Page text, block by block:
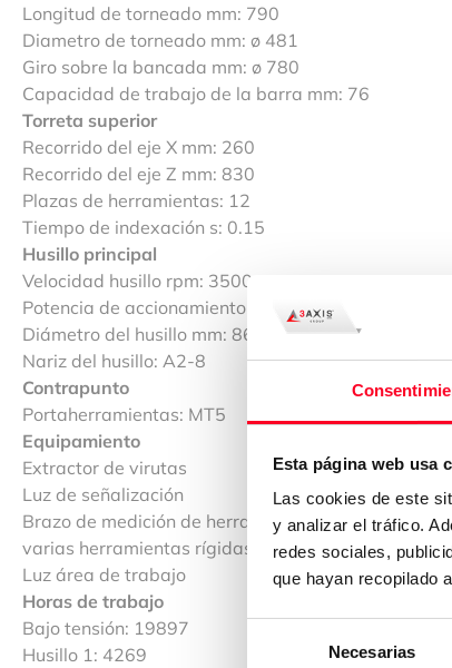
Esta página web usa
Las cookies de este
y analizar el tráfico.
redes sociales,
que hayan recopilado
Necesarias
Longitud de torneado mm: 790
Diametro de torneado mm: ø 481
Giro sobre la bancada mm: ø 780
Capacidad de trabajo de la barra mm: 76
Torreta superior
Recorrido del eje X mm: 260
Recorrido del eje Z mm: 830
Plazas de herramientas: 12
Tiempo de indexación s: 0.15
Husillo principal
Velocidad husillo rpm: 3500
Potencia de accionamiento del husillo kW: 30/18.5
Diámetro del husillo mm: 86
Nariz del husillo: A2-8
Contrapunto
Portaherramientas: MT5
Equipamiento
Extractor de virutas
Luz de señalización
Brazo de medición de herramientas
varias herramientas rígidas
Luz área de trabajo
Horas de trabajo
Bajo tensión: 19897
Husillo 1: 4269